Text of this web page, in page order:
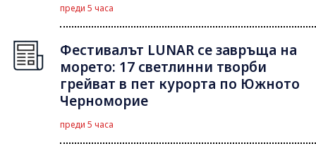
преди 5 часа
Фестивалът LUNAR се завръща на
морето: 17 светлинни творби
грейват в пет курорта по Южното
Черноморие
преди 5 часа